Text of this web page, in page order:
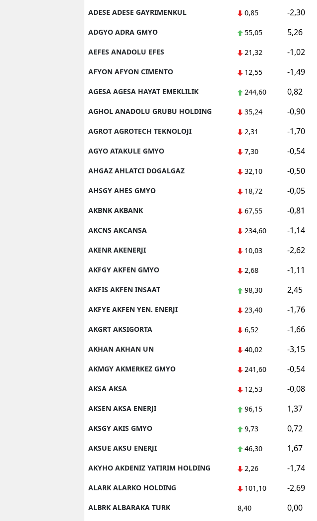
ADESE ADESE GAYRIMENKUL 0,85 -2,30
ADGYO ADRA GMYO 55,05 5,26
AEFES ANADOLU EFES 21,32 -1,02
AFYON AFYON CIMENTO 12,55 -1,49
AGESA AGESA HAYAT EMEKLILIK 244,60 0,82
AGHOL ANADOLU GRUBU HOLDING 35,24 -0,90
AGROT AGROTECH TEKNOLOJI 2,31 -1,70
AGYO ATAKULE GMYO 7,30 -0,54
AHGAZ AHLATCI DOGALGAZ 32,10 -0,50
AHSGY AHES GMYO 18,72 -0,05
AKBNK AKBANK 67,55 -0,81
AKCNS AKCANSA 234,60 -1,14
AKENR AKENERJI 10,03 -2,62
AKFGY AKFEN GMYO 2,68 -1,11
AKFIS AKFEN INSAAT 98,30 2,45
AKFYE AKFEN YEN. ENERJI 23,40 -1,76
AKGRT AKSIGORTA 6,52 -1,66
AKHAN AKHAN UN 40,02 -3,15
AKMGY AKMERKEZ GMYO 241,60 -0,54
AKSA AKSA 12,53 -0,08
AKSEN AKSA ENERJI 96,15 1,37
AKSGY AKIS GMYO 9,73 0,72
AKSUE AKSU ENERJI 46,30 1,67
AKYHO AKDENIZ YATIRIM HOLDING 2,26 -1,74
ALARK ALARKO HOLDING 101,10 -2,69
ALBRK ALBARAKA TURK 8,40 0,00